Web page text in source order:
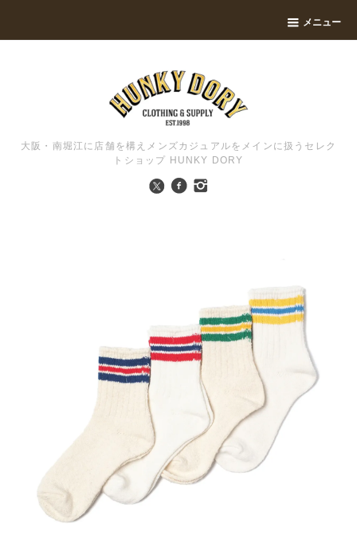
メニュー
大阪・南堀江に店舗を構えメンズカジュアルをメインに扱うセレク
トショップ HUNKY DORY